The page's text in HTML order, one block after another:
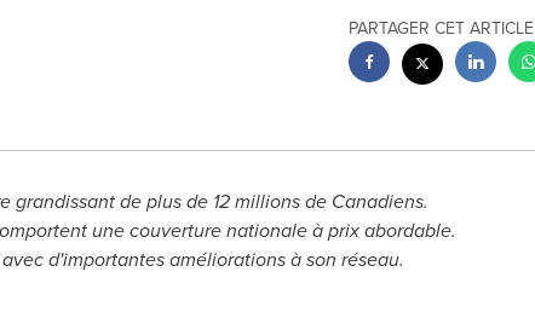
PARTAGER CET ARTICLE
grandissant de plus de 12 millions de Canadiens.
une couverture nationale à prix abordable.
d'importantes améliorations à son réseau.